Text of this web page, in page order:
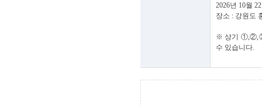
2026년 10월
장소 : 강원도
※ 상기 ①,②,③
수 있습니다.